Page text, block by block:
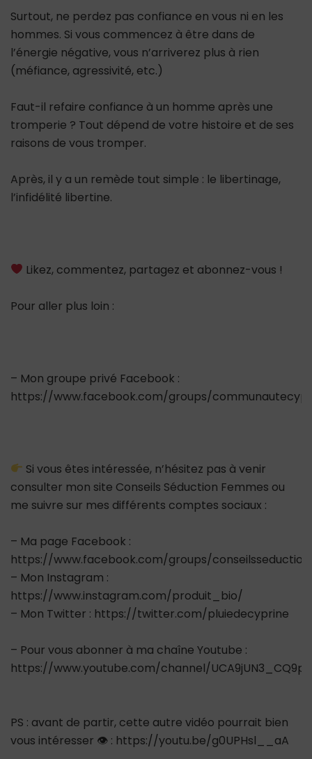
Surtout, ne perdez pas confiance en vous ni en les
hommes. Si vous commencez à être dans de
l’énergie négative, vous n’arriverez plus à rien
(méfiance, agressivité, etc.)
Faut-il refaire confiance à un homme après une
tromperie ? Tout dépend de votre histoire et de ses
raisons de vous tromper.
Après, il y a un remède tout simple : le libertinage,
l’infidélité libertine.
Likez, commentez, partagez et abonnez-vous !
Pour aller plus loin :
– Mon groupe privé Facebook :
https://www.facebook.com/groups/
Si vous êtes intéressée, n’hésitez pas à venir
consulter mon site Conseils Séduction Femmes ou
me suivre sur mes différents comptes sociaux :
– Ma page Facebook :
https://www.facebook.com/groups/
– Mon Instagram :
https://www.instagram.com/produit_bio/
– Mon Twitter : https://twitter.com/pluiedecyprine
– Pour vous abonner à ma chaîne Youtube :
https://www.youtube.com/channel/
PS : avant de partir, cette autre vidéo pourrait bien
vous intéresser 👁 : https://youtu.be/g0UPHsl__aA